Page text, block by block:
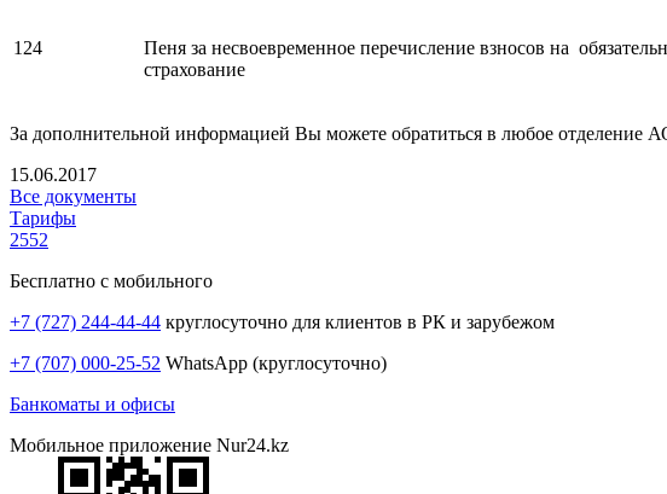
124
Пеня за несвоевременное перечисление взносов на
страхование
За дополнительной информацией Вы можете обратиться в любое отделение
15.06.2017
Все документы
Тарифы
2552
Бесплатно с мобильного
+7 (727) 244-44-44 круглосуточно для клиентов в РК и зарубежом
+7 (707) 000-25-52 WhatsApp (круглосуточно)
Банкоматы и офисы
Мобильное приложение Nur24.kz